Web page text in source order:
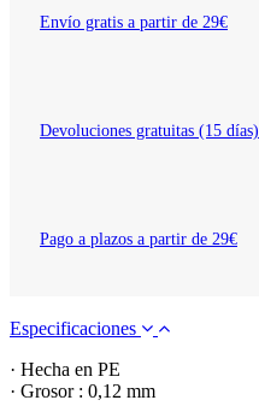
Envío gratis a partir de 29€
Devoluciones gratuitas (15 días)
Pago a plazos a partir de 29€
Especificaciones
· Hecha en PE
· Grosor : 0,12 mm